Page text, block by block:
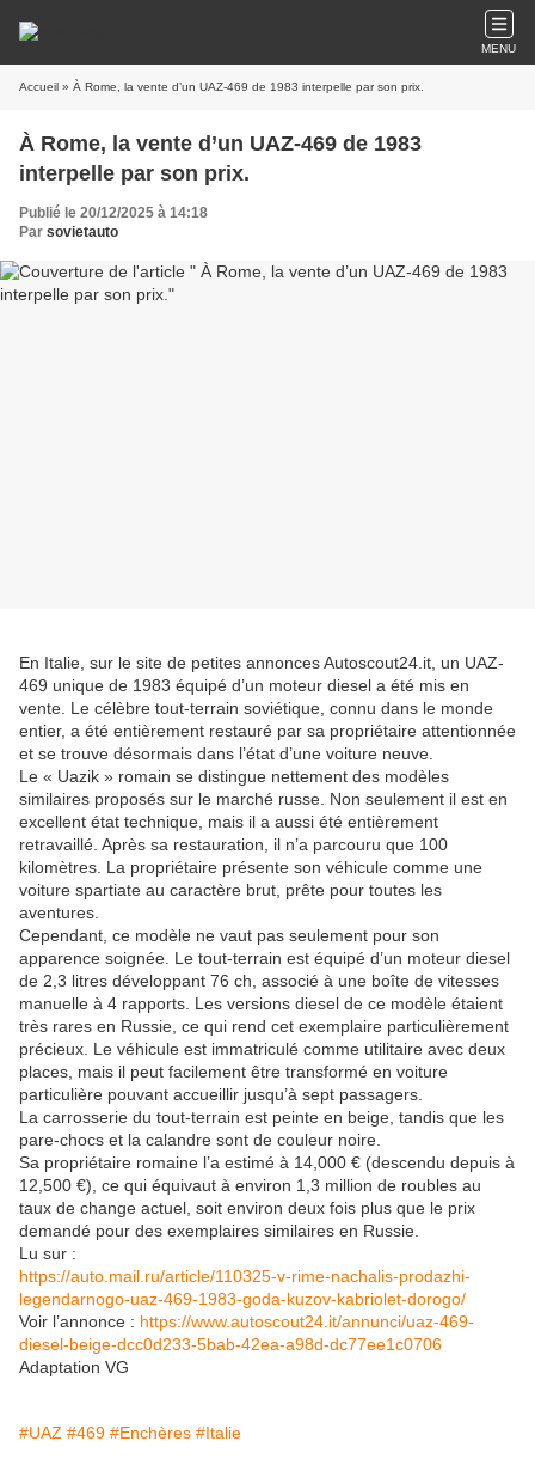
MENU
Accueil » À Rome, la vente d’un UAZ-469 de 1983 interpelle par son prix.
À Rome, la vente d’un UAZ-469 de 1983
interpelle par son prix.
Publié le 20/12/2025 à 14:18
Par sovietauto
En Italie, sur le site de petites annonces Autoscout24.it, un UAZ-
469 unique de 1983 équipé d’un moteur diesel a été mis en
vente. Le célèbre tout-terrain soviétique, connu dans le monde
entier, a été entièrement restauré par sa propriétaire attentionnée
et se trouve désormais dans l’état d’une voiture neuve.
Le « Uazik » romain se distingue nettement des modèles
similaires proposés sur le marché russe. Non seulement il est en
excellent état technique, mais il a aussi été entièrement
retravaillé. Après sa restauration, il n’a parcouru que 100
kilomètres. La propriétaire présente son véhicule comme une
voiture spartiate au caractère brut, prête pour toutes les
aventures.
Cependant, ce modèle ne vaut pas seulement pour son
apparence soignée. Le tout-terrain est équipé d’un moteur diesel
de 2,3 litres développant 76 ch, associé à une boîte de vitesses
manuelle à 4 rapports. Les versions diesel de ce modèle étaient
très rares en Russie, ce qui rend cet exemplaire particulièrement
précieux. Le véhicule est immatriculé comme utilitaire avec deux
places, mais il peut facilement être transformé en voiture
particulière pouvant accueillir jusqu’à sept passagers.
La carrosserie du tout-terrain est peinte en beige, tandis que les
pare-chocs et la calandre sont de couleur noire.
Sa propriétaire romaine l’a estimé à 14,000 € (descendu depuis à
12,500 €), ce qui équivaut à environ 1,3 million de roubles au
taux de change actuel, soit environ deux fois plus que le prix
demandé pour des exemplaires similaires en Russie.
Lu sur :
https://auto.mail.ru/article/110325-v-rime-nachalis-prodazhi-
legendarnogo-uaz-469-1983-goda-kuzov-kabriolet-dorogo/
Voir l’annonce : https://www.autoscout24.it/annunci/uaz-469-
diesel-beige-dcc0d233-5bab-42ea-a98d-dc77ee1c0706
Adaptation VG
#UAZ #469 #Enchères #Italie